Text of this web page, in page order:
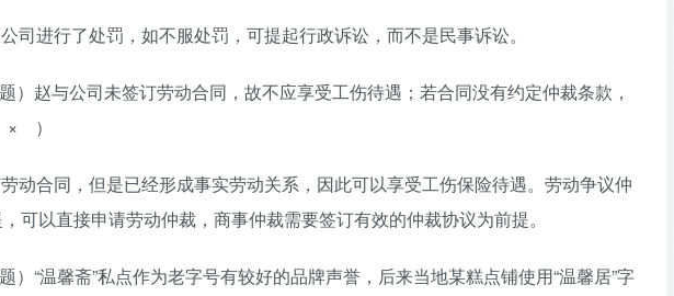
司进行了处罚，如不服处罚，可提起行政诉讼，而不是民事诉讼。
）赵与公司未签订劳动合同，故不应享受工伤待遇；若合同没有约定仲裁条款，
× ）
动合同，但是已经形成事实劳动关系，因此可以享受工伤保险待遇。劳动争议仲
可以直接申请劳动仲裁，商事仲裁需要签订有效的仲裁协议为前提。
）“温馨斋”私点作为老字号有较好的品牌声誉，后来当地某糕点铺使用“温馨居”字